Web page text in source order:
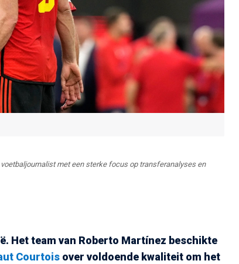
met een sterke focus op transferanalyses en
Het team van Roberto Martínez beschikte
Courtois over voldoende kwaliteit om het